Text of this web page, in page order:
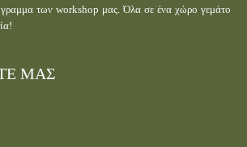
των workshop μας. Όλα σε ένα χώρο γεμάτο
ΜΑΣ